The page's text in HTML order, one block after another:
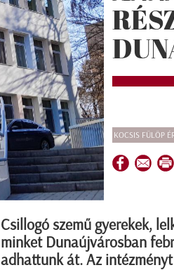
KOCSIS FÜLÖP
Csillogó szemű gyerekek,
minket Dunaújvárosban
adhattunk át. Az